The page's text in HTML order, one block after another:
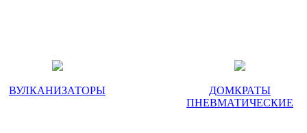
ВУЛКАНИЗАТОРЫ
ДОМКРАТЫ
ПНЕВМАТИЧЕСКИЕ